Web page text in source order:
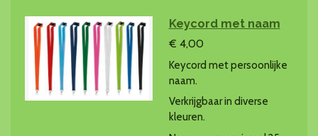
Keycord met naam
€ 4,00
Keycord met persoonlijke
naam.
Verkrijgbaar in diverse
kleuren.